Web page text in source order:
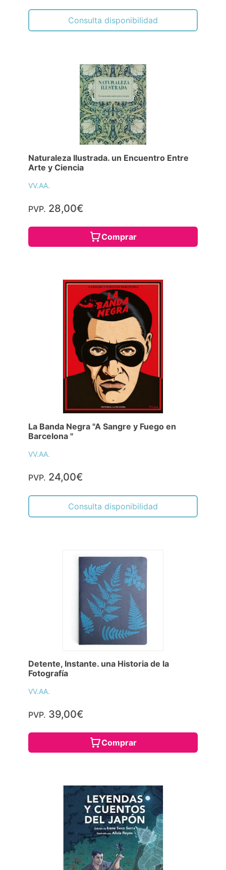
Consulta disponibilidad
Naturaleza Ilustrada. un Encuentro Entre
Arte y Ciencia
VV.AA.
PVP. 28,00€
Comprar
La Banda Negra "A Sangre y Fuego en
Barcelona "
VV.AA.
PVP. 24,00€
Consulta disponibilidad
Detente, Instante. una Historia de la
Fotografía
VV.AA.
PVP. 39,00€
Comprar